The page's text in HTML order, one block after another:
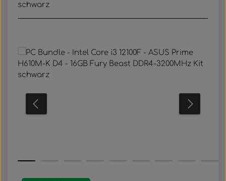
schwarz
Bildergalerie überspringen